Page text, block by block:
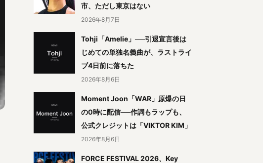
市、ただし東京はない
2026年8月7日
Tohji「Amelie」──引退宣言後は
じめての単独名義曲が、ラストライ
ブ4日前に落ちた
2026年8月6日
Moment Joon「WAR」原爆の日
の0時に配信──作詞もラップも、
公式クレジットは「VIKTOR KIM」
2026年8月6日
FORCE FESTIVAL 2026、Key